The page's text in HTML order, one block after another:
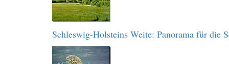
Schleswig-Holsteins Weite: Panorama für die